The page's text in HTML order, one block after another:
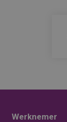
Werknemer